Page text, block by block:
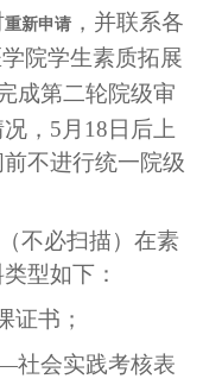
重新申请 ，并联系各
院学生素质拓展
成第二轮院级审
， 5 月 18 日后上
不进行统一院级
不必扫描）在素
型如下：
书；
会实践考核表